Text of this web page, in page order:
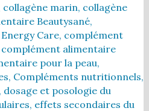
collagène marin, collagène
Beautysané,
Care, complément
complément alimentaire
pour la peau,
, Compléments nutritionnels,
dosage et posologie du
, effets secondaires du